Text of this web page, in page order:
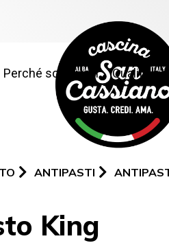
Perché sceglierci Qualità e
ANTIPASTI
King